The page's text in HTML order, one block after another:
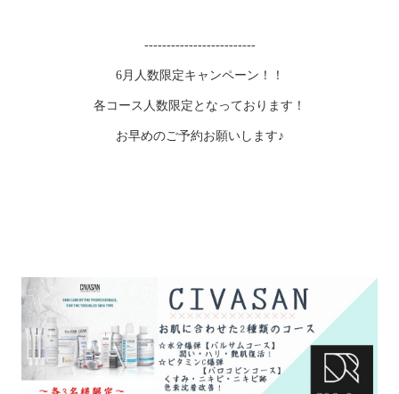
-------------------------
6月人数限定キャンペーン！！
各コース人数限定となっております！
お早めのご予約お願いします♪